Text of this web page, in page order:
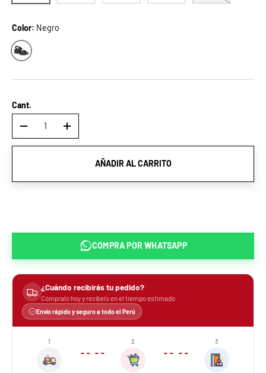
Color: Negro
Negro
Cant.
- +
AÑADIR AL CARRITO
COMPRA PORWHATSAPP
¿Cuándo recibirás tu pedido?
Cómpralo hoy y recíbelo en el tiempo estimado
Envío rápido y seguro a todo el Perú
1
›
2
›
3